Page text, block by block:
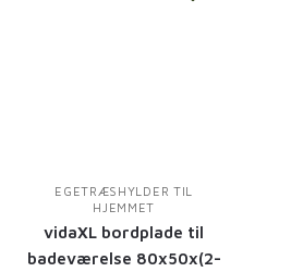
EGETRÆSHYLDER TIL
HJEMMET
vidaXL bordplade til
badeværelse 80x50x(2-